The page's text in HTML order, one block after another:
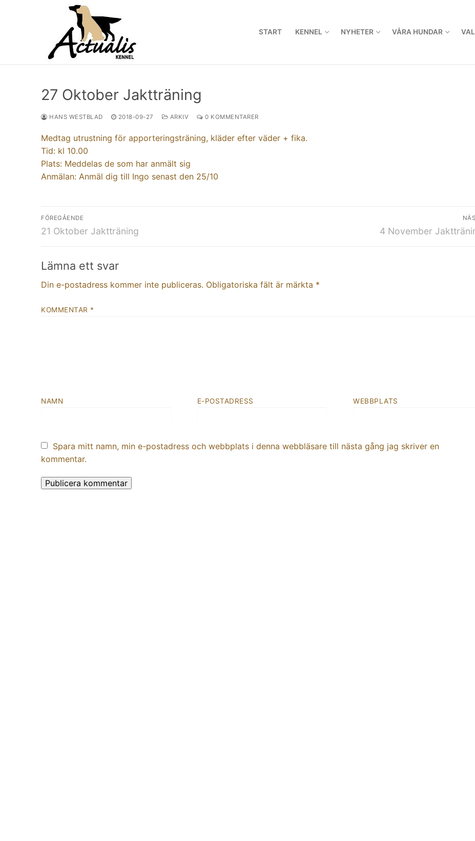
START KENNEL NYHETER VÅRA HUNDAR
27 Oktober Jaktträning
HANS WESTBLAD 2018-09-27 ARKIV 0 KOMMENTARER
Medtag utrustning för apporteringsträning, kläder efter väder + fika.
Tid: kl 10.00
Plats: Meddelas de som har anmält sig
Anmälan: Anmäl dig till Ingo senast den 25/10
Inläggsnavigering
FÖREGÅENDE
Föregående
21 Oktober Jaktträning
Nästa
4 November
Lämna ett svar
Din e-postadress kommer inte publiceras. Obligatoriska fält är märkta *
KOMMENTAR *
NAMN E-POSTADRESS WEBBPLATS
Spara mitt namn, min e-postadress och webbplats i denna webbläsare till nästa gång jag skriver en
kommentar.